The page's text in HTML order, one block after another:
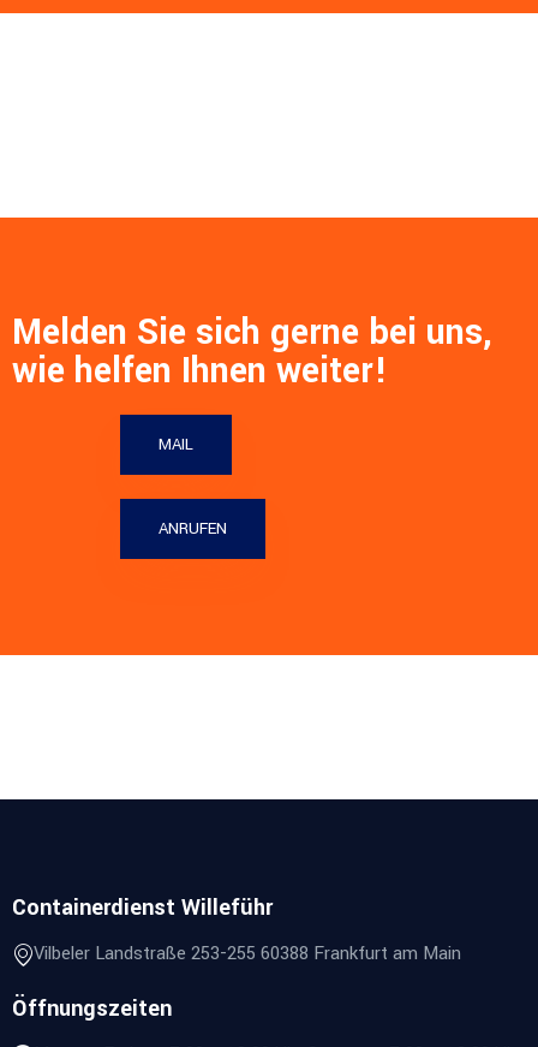
Melden Sie sich gerne bei uns,
wie helfen Ihnen weiter!
MAIL
ANRUFEN
Containerdienst Willeführ
Vilbeler Landstraße 253-255 60388 Frankfurt am Main
Öffnungszeiten